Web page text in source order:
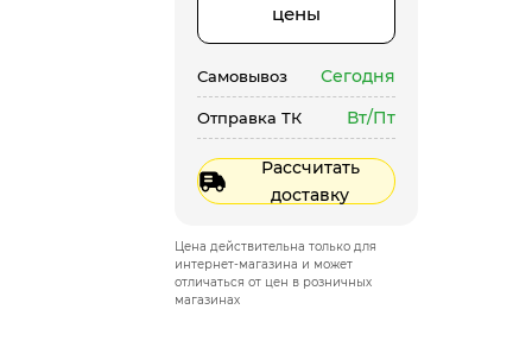
цены
Самовывоз Сегодня
Отправка ТК Вт/Пт
Рассчитать
доставку
Цена действительна только для
интернет-магазина и может
отличаться от цен в розничных
магазинах